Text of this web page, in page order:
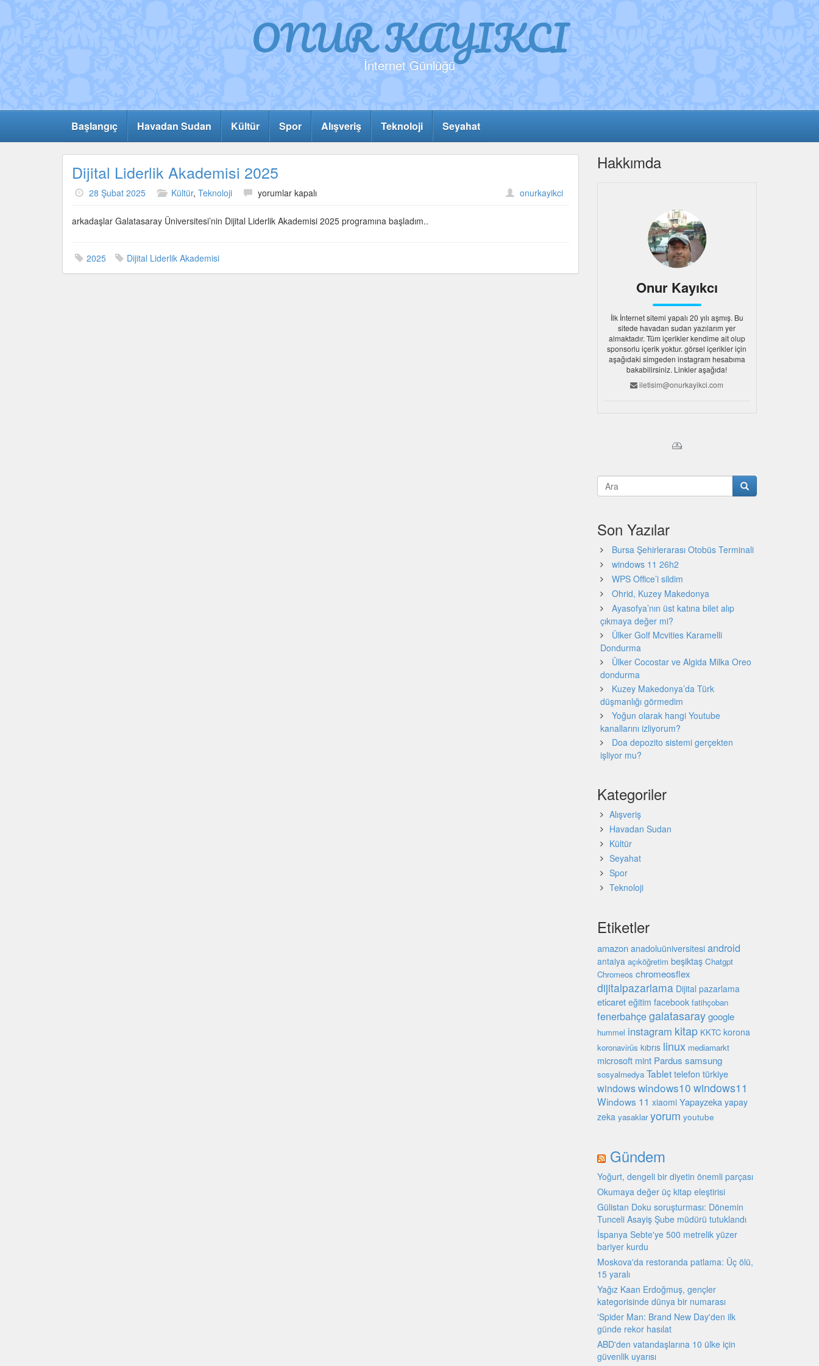
ONUR KAYIKCI
İnternet Günlüğü
Başlangıç Havadan Sudan Kültür Spor Alışveriş Teknoloji Seyahat
Dijital Liderlik Akademisi 2025
28 Şubat 2025 Kültür, Teknoloji
Dijital
Akademisi
yorumlar kapalı onurkayikci
arkadaşlar Galatasaray Üniversitesi’nin Dijital Liderlik Akademisi 2025 programına başladım..
2025 Dijital Liderlik Akademisi
Hakkımda
Onur Kayıkcı
İlk İnternet sitemi yapalı 20 yılı aşmış. Bu
sitede havadan sudan yazılarım yer
almaktadır. Tüm içerikler kendime ait olup
sponsorlu içerik yoktur. görsel içerikler için
aşağıdaki simgeden instagram hesabıma
bakabilirsiniz. Linkler aşağıda!
iletisim@onurkayikci.com
Son Yazılar
Bursa Şehirlerarası Otobüs Terminali
windows 11 26h2
WPS Office’i sildim
Ohrid, Kuzey Makedonya
Ayasofya’nın üst katına bilet alıp
çıkmaya değer mi?
Ülker Golf Mcvities Karamelli
Dondurma
Ülker Cocostar ve Algida Milka Oreo
dondurma
Kuzey Makedonya’da Türk
düşmanlığı görmedim
Yoğun olarak hangi Youtube
kanallarını izliyorum?
Doa depozito sistemi gerçekten
işliyor mu?
Kategoriler
Alışveriş
Havadan Sudan
Kültür
Seyahat
Spor
Teknoloji
Etiketler
amazon anadoluüniversitesi android
antalya açıköğretim beşiktaş Chatgpt
Chromeos chromeosflex
dijitalpazarlama Dijital pazarlama
eticaret eğitim facebook fatihçoban
fenerbahçegalatasaray google
hummel instagram kitap KKTC korona
koronavirüs kıbrıs linux mediamarkt
microsoft mint Pardus samsung
sosyalmedya Tablet telefon türkiye
windowswindows10 windows11
Windows 11 xiaomi Yapayzeka yapay
zeka yasaklar yorum youtube
Gündem
Yoğurt, dengeli bir diyetin önemli parçası
Okumaya değer üç kitap eleştirisi
Gülistan Doku soruşturması: Dönemin
Tunceli Asayiş Şube müdürü tutuklandı
İspanya Sebte'ye 500 metrelik yüzer
bariyer kurdu
Moskova'da restoranda patlama: Üç ölü,
15 yaralı
Yağız Kaan Erdoğmuş, gençler
kategorisinde dünya bir numarası
'Spider Man: Brand New Day'den ilk
günde rekor hasılat
ABD'den vatandaşlarına 10 ülke için
güvenlik uyarısı